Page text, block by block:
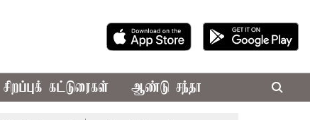
சிறப்புக் கட்டுரைகள் ஆண்டு சந்தா